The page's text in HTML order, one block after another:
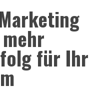
für Ihr